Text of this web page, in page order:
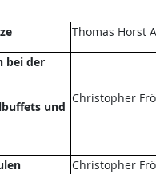
Thomas Horst
bei der
und
Christopher
Christopher